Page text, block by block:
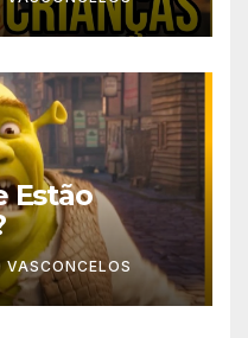
Estão
VASCONCELOS